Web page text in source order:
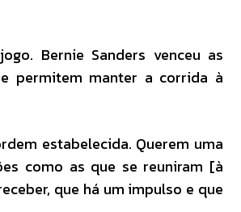
Bernie Sanders venceu as
permitem manter a corrida à
estabelecida. Querem uma
como as que se reuniram [à
que há um impulso e que